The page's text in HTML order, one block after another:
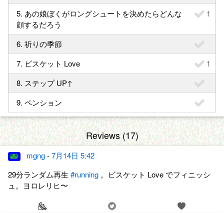
5. あの娘ぼくがロングシュートを決めたらどんな
顔するだろう
1
6. 祈りの季節
7. ビスケット Love
1
8. ステップ UP↑
9. ペンション
Reviews (17)
mgng-7月14日 5:42
29分ランダム再生 #running 。ビスケット Love でフィニッシ
ュ。ヨロレリヒ〜